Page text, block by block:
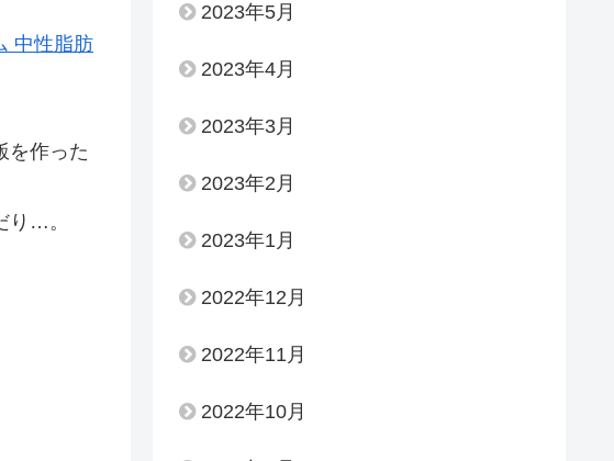
中性脂肪
を作った
り…。
2023年5月
2023年4月
2023年3月
2023年2月
2023年1月
2022年12月
2022年11月
2022年10月